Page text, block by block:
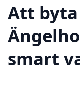
Att
smart